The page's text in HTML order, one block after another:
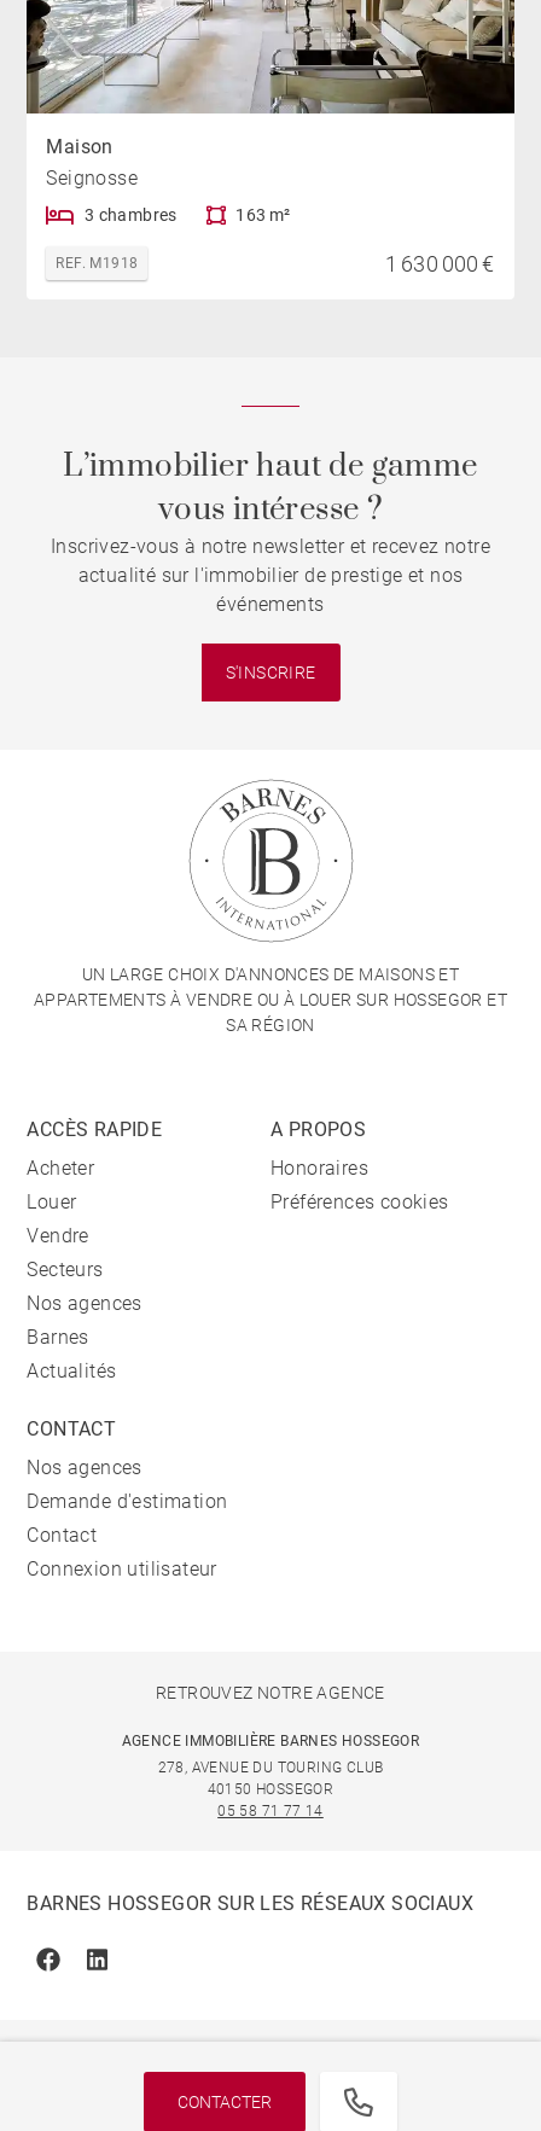
Maison
Seignosse
3 chambres 163 m²
REF. M1918 1 630 000 €
CONTACTER
L’immobilier haut de gamme
vous intéresse ?
Inscrivez-vous à notre newsletter et recevez notre
actualité sur l'immobilier de prestige et nos
événements
S'INSCRIRE
UN LARGE CHOIX D'ANNONCES DE MAISONS ET
APPARTEMENTS À VENDRE OU À LOUER SUR HOSSEGOR ET
SA RÉGION
ACCÈS RAPIDE
Acheter
Louer
Vendre
Secteurs
Nos agences
Barnes
Actualités
A PROPOS
Honoraires
Préférences cookies
CONTACT
Nos agences
Demande d'estimation
Contact
Connexion utilisateur
RETROUVEZ NOTRE AGENCE
AGENCE IMMOBILIÈRE BARNES HOSSEGOR
278, AVENUE DU TOURING CLUB
40150 HOSSEGOR
05 58 71 77 14
BARNES HOSSEGOR SUR LES RÉSEAUX SOCIAUX
FacebookLinkedin
© 2026 BARNES, INTERNATIONAL REALTY - BARNES